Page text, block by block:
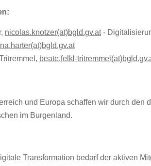
nicolas.knotzer(at)bgld.gv.at-
beate.felkl-
und Europa schaffen wir durch den
im Burgenland.
Transformation bedarf der aktiven